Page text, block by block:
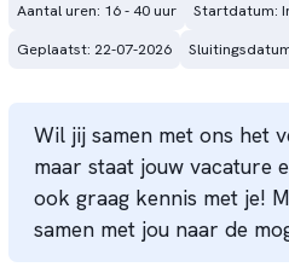
Aantal uren: 16 - 40 uur Startdatum:
Geplaatst: 22-07-2026
Wil jij samen met ons het
maar staat jouw vacature
ook graag kennis met je!
samen met jou naar de